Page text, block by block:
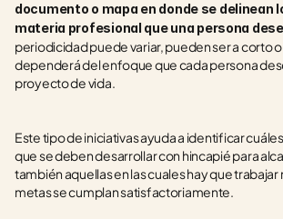
documento o mapa en donde se delinean
materia profesional que una persona
periodicidad puede variar, pueden ser a corto
dependerá del enfoque que cada persona
proyecto de vida.
Este tipo de iniciativas ayuda a identificar
que se deben desarrollar con hincapié para
también aquellas en las cuales hay que trabajar
metas se cumplan satisfactoriamente.